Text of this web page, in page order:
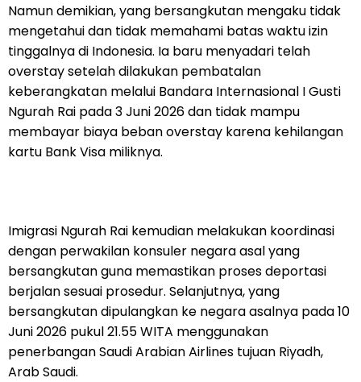
Namun demikian, yang bersangkutan mengaku tidak
mengetahui dan tidak memahami batas waktu izin
tinggalnya di Indonesia. Ia baru menyadari telah
overstay setelah dilakukan pembatalan
keberangkatan melalui Bandara Internasional I Gusti
Ngurah Rai pada 3 Juni 2026 dan tidak mampu
membayar biaya beban overstay karena kehilangan
kartu Bank Visa miliknya.
Imigrasi Ngurah Rai kemudian melakukan koordinasi
dengan perwakilan konsuler negara asal yang
bersangkutan guna memastikan proses deportasi
berjalan sesuai prosedur. Selanjutnya, yang
bersangkutan dipulangkan ke negara asalnya pada 10
Juni 2026 pukul 21.55 WITA menggunakan
penerbangan Saudi Arabian Airlines tujuan Riyadh,
Arab Saudi.